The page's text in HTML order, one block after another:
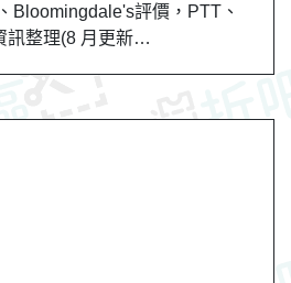
Bloomingdale's評價，PTT、
訊整理(8 月更新…